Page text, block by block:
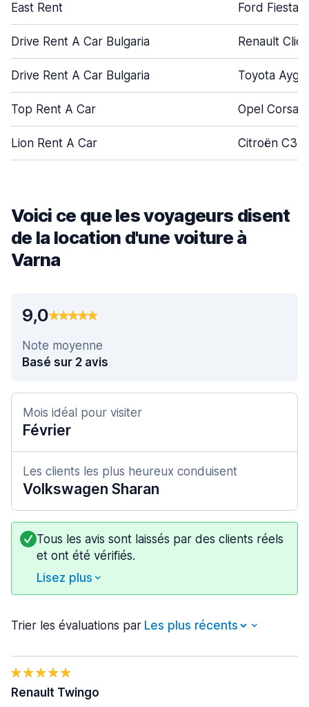
East Rent Ford Fiesta
Drive Rent A Car Bulgaria Renault Clio
Drive Rent A Car Bulgaria Toyota Aygo
Top Rent A Car Opel Corsa
Lion Rent A Car Citroën C3
Voici ce que les voyageurs disent
de la location d'une voiture à
Varna
9,0
Note moyenne
Basé sur 2 avis
Mois idéal pour visiter
Février
Les clients les plus heureux conduisent
Volkswagen Sharan
Tous les avis sont laissés par des clients réels
et ont été vérifiés.
Lisez plus
Trier les évaluations par
Renault Twingo